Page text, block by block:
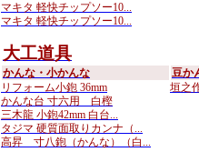
マキタ 軽快チップソー10...
マキタ 軽快チップソー10...
大工道具
かんな・小かんな
リフォーム小鉋 36mm
かんな台 寸六用 白樫
三木龍 小鉋42mm 白台...
タジマ 硬質面取りカンナ（...
高昇 寸八鉋（かんな）（白...
豆か
垣之